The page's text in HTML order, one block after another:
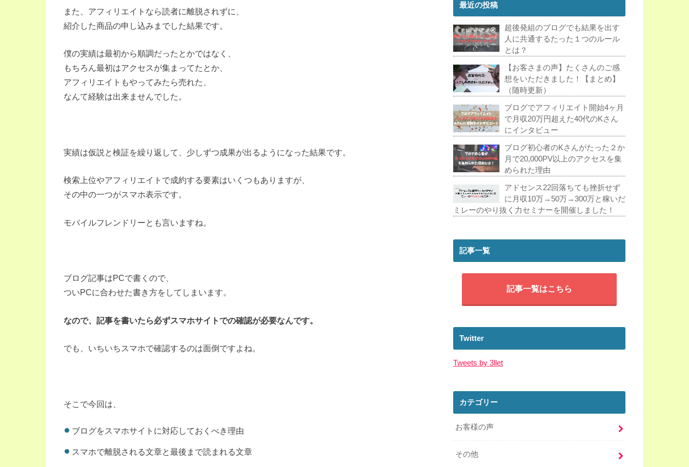
また、アフィリエイトなら読者に離脱されずに、
紹介した商品の申し込みまでした結果です。
僕の実績は最初から順調だったとかではなく、
もちろん最初はアクセスが集まってたとか、
アフィリエイトもやってみたら売れた、
なんて経験は出来ませんでした。
実績は仮説と検証を繰り返して、少しずつ成果が出るようになった結果です。
検索上位やアフィリエイトで成約する要素はいくつもありますが、
その中の一つがスマホ表示です。
モバイルフレンドリーとも言いますね。
ブログ記事はPCで書くので、
ついPCに合わせた書き方をしてしまいます。
なので、記事を書いたら必ずスマホサイトでの確認が必要なんです。
でも、いちいちスマホで確認するのは面倒ですよね。
そこで今回は、
ブログをスマホサイトに対応しておくべき理由
スマホで離脱される文章と最後まで読まれる文章
最近の投稿
超後発組のブログでも結果を出す
人に共通するたった１つのルール
とは？
【お客さまの声】たくさんのご感
想をいただきました！【まとめ】
（随時更新）
ブログでアフィリエイト開始4ヶ月
で月収20万円超えた40代のKさん
にインタビュー
ブログ初心者のKさんがたった２か
月で20,000PV以上のアクセスを集
められた理由
アドセンス22回落ちても挫折せず
に月収10万→50万→300万と稼いだ
ミレーのやり抜く力セミナーを開催しました！
記事一覧
記事一覧はこちら
Twitter
Tweets by 3llet
カテゴリー
お客様の声
その他